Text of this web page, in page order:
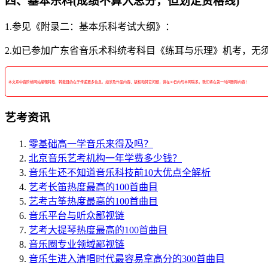
1.参见《附录二：基本乐科考试大纲》：
2.如已参加广东省音乐术科统考科目《练耳与乐理》机考，无
本文系中音阶梯网站编辑转载，转载目的在于传递更多信息。如涉及作品内容、版权和其它问题，请在30日内与本网联系，我们将在第一时间删除内容！
艺考资讯
零基础高一学音乐来得及吗？
北京音乐艺考机构一年学费多少钱？
音乐生还不知道音乐科技前10大优点全解析
艺考长笛热度最高的100首曲目
艺考古筝热度最高的100首曲目
音乐平台与听众鄙视链
艺考大提琴热度最高的100首曲目
音乐圈专业领域鄙视链
音乐生进入清唱时代最容易拿高分的300首曲目